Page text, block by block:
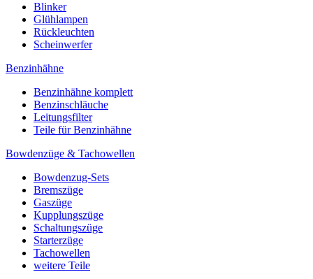
Blinker
Glühlampen
Rückleuchten
Scheinwerfer
Benzinhähne
Benzinhähne komplett
Benzinschläuche
Leitungsfilter
Teile für Benzinhähne
Bowdenzüge & Tachowellen
Bowdenzug-Sets
Bremszüge
Gaszüge
Kupplungszüge
Schaltungszüge
Starterzüge
Tachowellen
weitere Teile